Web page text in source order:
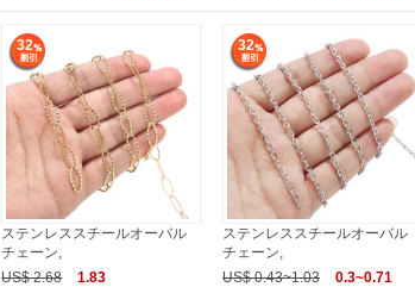
32
ステンレススチールオーバル
チェーン,
US$ 2.68
1.83
32
ステンレススチールオーバル
チェーン,
US$ 0.43~1.03
0.3~0.71